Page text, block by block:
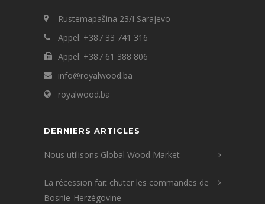
Rustemapašina 23/I Sarajevo
Appel: +387 33 741 316
Appel: +387 61 388 806
info@royalwood.ba
royalwood.ba
DERNIERS ARTICLES
Nous utilisons Global Wood Market
La récession fait chuter les commandes de
Bosnie-Herzégovine